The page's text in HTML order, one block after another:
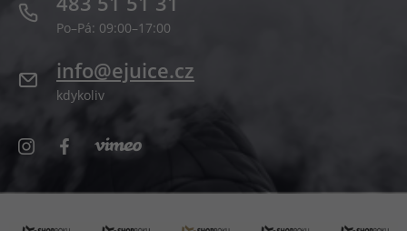
Po–Pá: 09:00–17:00
info@ejuice.cz
kdykoliv